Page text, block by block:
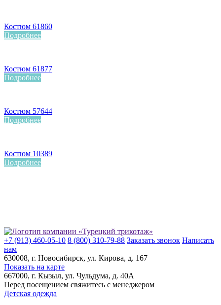
Костюм 61860
Подробнее
Костюм 61877
Подробнее
Костюм 57644
Подробнее
Костюм 10389
Подробнее
+7 (913) 460-05-10 8 (800) 310-79-88 Заказать звонок Написать
нам
630008, г. Новосибирск, ул. Кирова, д. 167
Показать на карте
667000, г. Кызыл, ул. Чульдума, д. 40А
Перед посещением свяжитесь с менеджером
Детская одежда